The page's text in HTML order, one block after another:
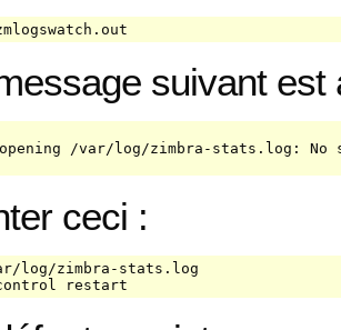
suivant est
/var/log/zimbra-stats.log:
ceci :
log/zimbra-stats.log
restart